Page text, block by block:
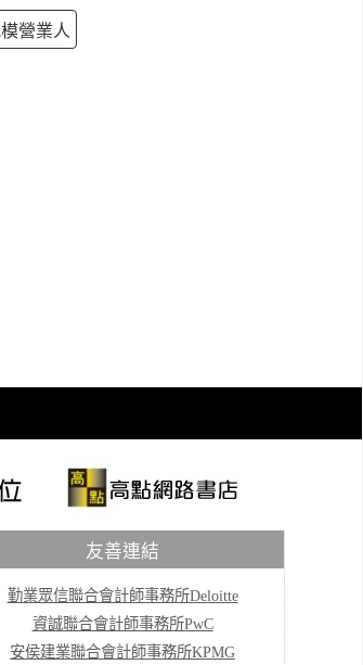
營業人
友善連結
勤業眾信聯合會計師事務所Deloitte
資誠聯合會計師事務所PwC
安侯建業聯合會計師事務所KPMG